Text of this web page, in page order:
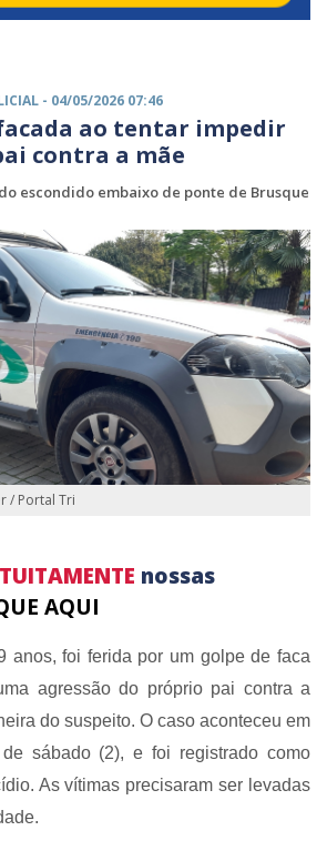
- 04/05/2026 07:46
ao tentar impedir
contra a mãe
escondido embaixo de ponte de Brusque
/ Portal Tri
nossas
AQUI
anos, foi ferida por um golpe de faca
agressão do próprio pai contra a
do suspeito. O caso aconteceu em
sábado (2), e foi registrado como
As vítimas precisaram ser levadas